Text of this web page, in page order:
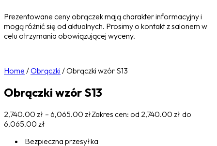
Prezentowane ceny obrączek mają charakter informacyjny i
mogą różnić się od aktualnych. Prosimy o kontakt z salonem w
celu otrzymania obowiązującej wyceny.
Home /Obrączki /Obrączki wzór S13
Obrączki wzór S13
2,740.00 zł – 6,065.00 złZakres cen: od 2,740.00 zł do
6,065.00 zł
Bezpieczna przesyłka